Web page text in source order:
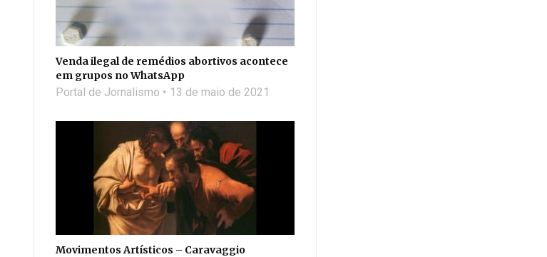
Venda ilegal de remédios abortivos acontece
em grupos no WhatsApp
Portal de Jornalismo 13 de maio de 2021
Movimentos Artísticos – Caravaggio